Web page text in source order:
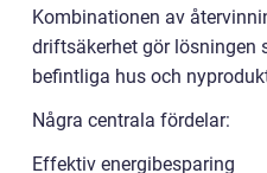
Kombinationen av
driftsäkerhet gör lösningen
befintliga hus och
Några centrala fördelar:
Effektiv energibesparing